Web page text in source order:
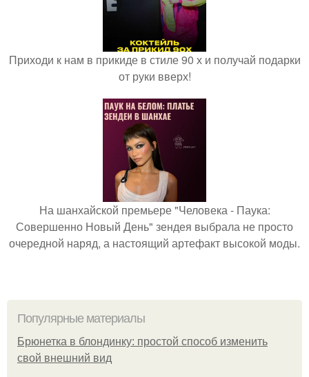
Приходи к нам в прикиде в стиле 90 х и получай подарки
от руки вверх!
На шанхайской премьере "Человека - Паука:
Совершенно Новый День" зендея выбрала не просто
очередной наряд, а настоящий артефакт высокой моды.
Популярные материалы
Брюнетка в блондинку: простой способ изменить
свой внешний вид